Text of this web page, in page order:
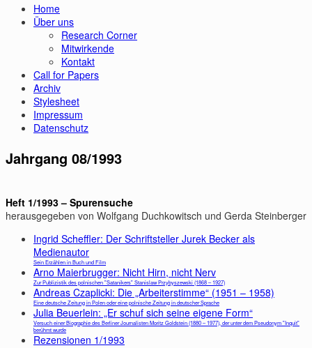
Home
Über uns
Research Corner
Mitwirkende
Kontakt
Call for Papers
Archiv
Stylesheet
Impressum
Datenschutz
Jahrgang 08/1993
Heft 1/1993 – Spurensuche
herausgegeben von Wolfgang Duchkowitsch und Gerda Steinberger
Ingrid Scheffler: Der Schriftsteller Jurek Becker als
Medienautor
Sein Erzählen in Buch und Film
Arno Maierbrugger: Nicht Hirn, nicht Nerv
Zur Publizistik des polnischen "Satanikers" Stanislaw Przybyszewski (1868 – 1927)
Andreas Czaplicki: Die „Arbeiterstimme“ (1951 – 1958)
Eine deutsche Zeitung in Polen oder eine polnische Zeitung in deutscher Sprache
Julia Beuerlein: „Er schuf sich seine eigene Form“
Versuch einer Biographie des Berliner Journalisten Moritz Goldstein (1880 – 1977), der unter dem Pseudonym "Inquit"
berühmt wurde
Rezensionen 1/1993